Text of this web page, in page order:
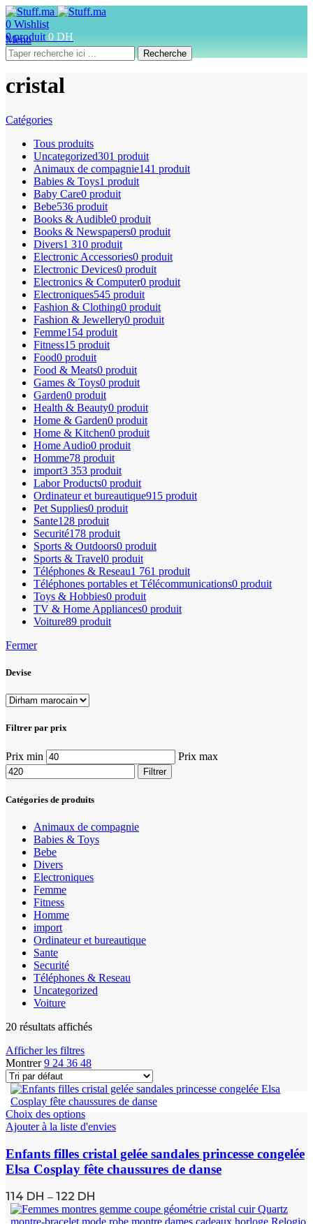
0 Wishlist
0produit 0 DH
Menu
Recherche
cristal
Catégories
Tous produits
Uncategorized301 produit
Animaux de compagnie141 produit
Babies & Toys1 produit
Baby Care0 produit
Bebe536 produit
Books & Audible0 produit
Books & Newspapers0 produit
Divers1 310 produit
Electronic Accessories0 produit
Electronic Devices0 produit
Electronics & Computer0 produit
Electroniques545 produit
Fashion & Clothing0 produit
Fashion & Jewellery0 produit
Femme154 produit
Fitness15 produit
Food0 produit
Food & Meats0 produit
Games & Toys0 produit
Garden0 produit
Health & Beauty0 produit
Home & Garden0 produit
Home & Kitchen0 produit
Home Audio0 produit
Homme78 produit
import3 353 produit
Labor Products0 produit
Ordinateur et bureautique915 produit
Pet Supplies0 produit
Sante128 produit
Securité178 produit
Sports & Outdoors0 produit
Sports & Travel0 produit
Téléphones & Reseau1 761 produit
Téléphones portables et Télécommunications0 produit
Toys & Hobbies0 produit
TV & Home Appliances0 produit
Voiture89 produit
Fermer
Devise
Filtrer par prix
Prix min Prix max
Filtrer
Catégories de produits
Animaux de compagnie
Babies & Toys
Bebe
Divers
Electroniques
Femme
Fitness
Homme
import
Ordinateur et bureautique
Sante
Securité
Téléphones & Reseau
Uncategorized
Voiture
20 résultats affichés
Afficher les filtres
Montrer9 24 36 48
Choix des options
Ajouter à la liste d'envies
Enfants filles cristal gelée sandales princesse congelée
Elsa Cosplay fête chaussures de danse
114 DH – 122 DH